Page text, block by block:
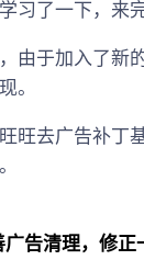
习了一下，来
于加入了新
。
去广告补丁
告清理，修正